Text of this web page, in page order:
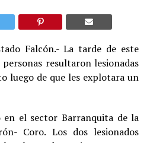
Falcón.- La tarde de este
resultaron lesionadas
luego de que les explotara un
en el sector Barranquita de la
Coro. Los dos lesionados